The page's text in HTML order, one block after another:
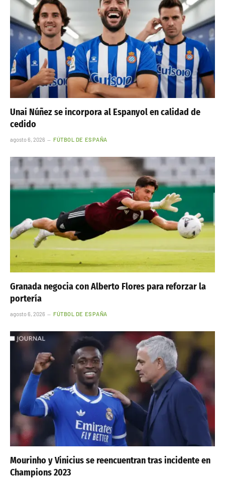
Unai Núñez se incorpora al Espanyol en calidad de
cedido
agosto 6, 2026 FÚTBOL DE ESPAÑA
Granada negocia con Alberto Flores para reforzar la
portería
agosto 6, 2026 FÚTBOL DE ESPAÑA
Mourinho y Vinicius se reencuentran tras incidente en
Champions 2023